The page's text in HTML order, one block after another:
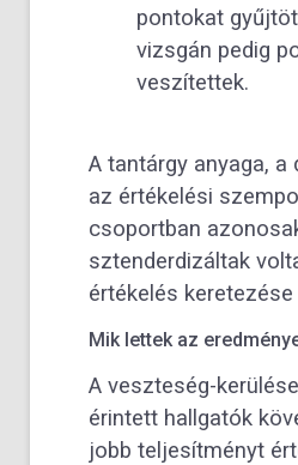
pontokat
vizsgán pedig
veszítettek.
A tantárgy anyaga,
az értékelési
csoportban
sztenderdizáltak
értékelés
Mik lettek az
A veszteség-
érintett hallgatók
jobb teljesítményt